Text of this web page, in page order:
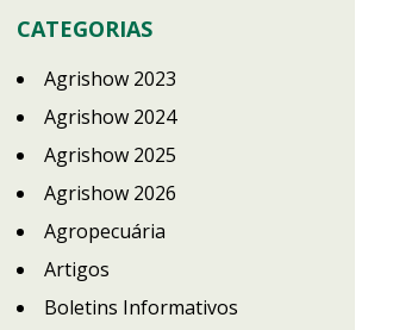
CATEGORIAS
Agrishow 2023
Agrishow 2024
Agrishow 2025
Agrishow 2026
Agropecuária
Artigos
Boletins Informativos